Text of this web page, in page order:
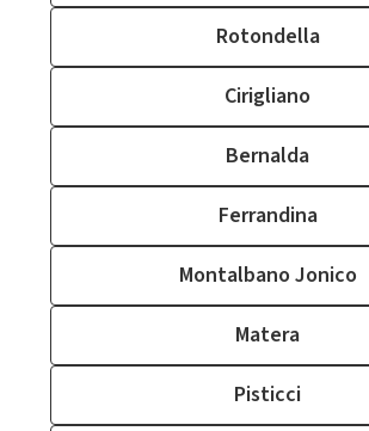
Rotondella
Cirigliano
Bernalda
Ferrandina
Montalbano Jonico
Matera
Pisticci